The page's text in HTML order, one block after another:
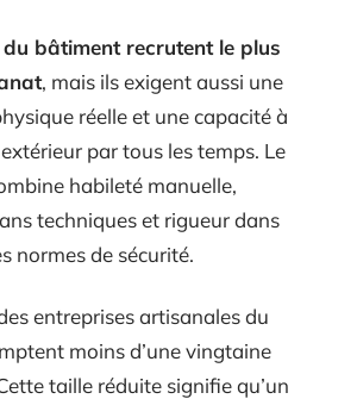
du bâtiment recrutent le plus
, mais ils exigent aussi une
réelle et une capacité à
par tous les temps. Le
habileté manuelle,
techniques et rigueur dans
normes de sécurité.
entreprises artisanales du
moins d’une vingtaine
taille réduite signifie qu’un